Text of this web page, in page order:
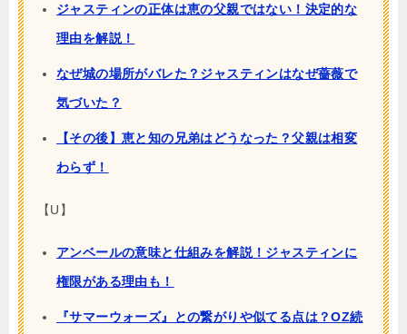
ジャスティンの正体は恵の父親ではない！決定的な
理由を解説！
なぜ城の場所がバレた？ジャスティンはなぜ薔薇で
気づいた？
【その後】恵と知の兄弟はどうなった？父親は相変
わらず！
【U】
アンベールの意味と仕組みを解説！ジャスティンに
権限がある理由も！
『サマーウォーズ』との繋がりや似てる点は？OZ続